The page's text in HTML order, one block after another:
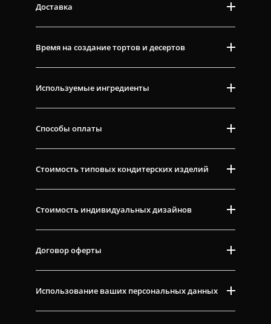
Доставка
Время на создание тортов и десертов
Используемые ингредиенты
Способы оплаты
Стоимость типовых кондитерских изделий
Стоимость индивидуальных дизайнов
Договор оферты
Использование ваших персональных данных